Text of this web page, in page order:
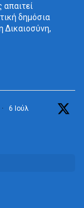
δημόσια
Δικαιοσύνη,
· 6 Ιούλ